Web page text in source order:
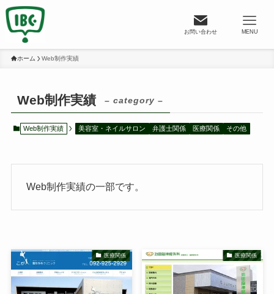
お問い合わせ MENU
ホーム Web制作実績
Web制作実績 – category –
Web制作実績 美容室・ネイルサロン 弁護士関係 医療関係 その他
Web制作実績の一部です。
医療関係 医療関係